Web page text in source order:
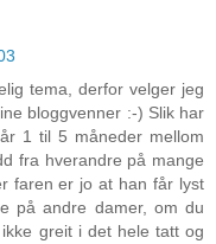
tema, derfor velger jeg
bloggvenner :-) Slik har
1 til 5 måneder mellom
fra hverandre på mange
faren er jo at han får lyst
på andre damer, om du
greit i det hele tatt og